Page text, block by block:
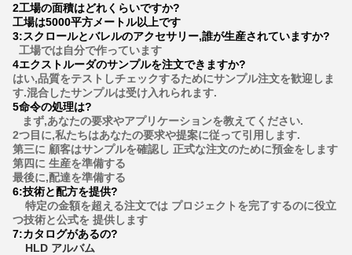
2工場の面積はどれくらいですか?
工場は5000平方メートル以上です
3:スクロールとバレルのアクセサリー,誰が生産されていますか?
工場では自分で作っています
4エクストルーダのサンプルを注文できますか?
はい,品質をテストしチェックするためにサンプル注文を歓迎しま
す.混合したサンプルは受け入れられます.
5命令の処理は?
まず,あなたの要求やアプリケーションを教えてください.
2つ目に,私たちはあなたの要求や提案に従って引用します.
第三に 顧客はサンプルを確認し 正式な注文のために預金をします
第四に 生産を準備する
最後に,配達を準備する
6:技術と配方を提供?
特定の金額を超える注文では プロジェクトを完了するのに役立
つ技術と公式を 提供します
7:カタログがあるの?
HLD アルバム